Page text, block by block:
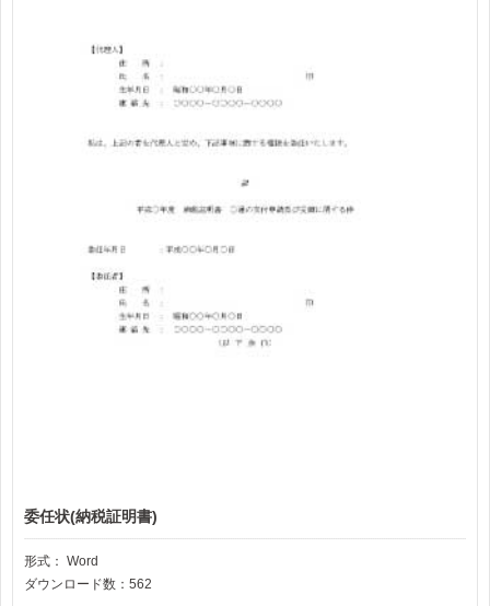
委任状(納税証明書)
形式： Word
ダウンロード数：562